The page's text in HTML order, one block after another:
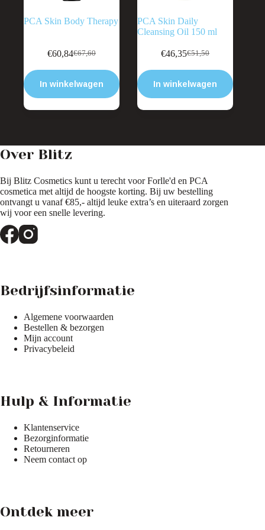
PCA Skin Body Therapy
€67,60
Oorspronkelijke
prijs
was:
€60,84Huidige
prijs
is:
In winkelwagen
PCA Skin Daily
Cleansing Oil 150 ml
€51,50
Oorspronkelijke
prijs
was:
€46,35Huidige
prijs
is:
In winkelwagen
Over Blitz
Bij Blitz Cosmetics kunt u terecht voor Forlle'd en PCA
cosmetica met altijd de hoogste korting. Bij uw bestelling
ontvangt u vanaf €85,- altijd leuke extra’s en uiteraard zorgen
wij voor een snelle levering.
Bedrijfsinformatie
Algemene voorwaarden
Bestellen & bezorgen
Mijn account
Privacybeleid
Hulp & Informatie
Klantenservice
Bezorginformatie
Retourneren
Neem contact op
Ontdek meer